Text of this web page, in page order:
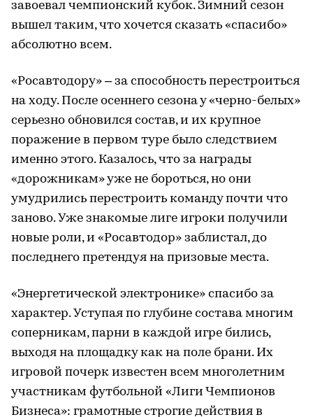
завоевал чемпионский кубок. Зимний сезон
вышел таким, что хочется сказать «спасибо»
абсолютно всем.
«Росавтодору» – за способность перестроиться
на ходу. После осеннего сезона у «черно-белых»
серьезно обновился состав, и их крупное
поражение в первом туре было следствием
именно этого. Казалось, что за награды
«дорожникам» уже не бороться, но они
умудрились перестроить команду почти что
заново. Уже знакомые лиге игроки получили
новые роли, и «Росавтодор» заблистал, до
последнего претендуя на призовые места.
«Энергетической электронике» спасибо за
характер. Уступая по глубине состава многим
соперникам, парни в каждой игре бились,
выходя на площадку как на поле брани. Их
игровой почерк известен всем многолетним
участникам футбольной «Лиги Чемпионов
Бизнеса»: грамотные строгие действия в